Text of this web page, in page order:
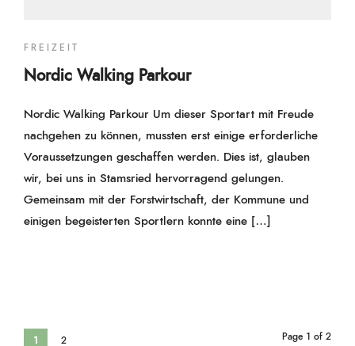
FREIZEIT
Nordic Walking Parkour
Nordic Walking Parkour Um dieser Sportart mit Freude
nachgehen zu können, mussten erst einige erforderliche
Voraussetzungen geschaffen werden. Dies ist, glauben
wir, bei uns in Stamsried hervorragend gelungen.
Gemeinsam mit der Forstwirtschaft, der Kommune und
einigen begeisterten Sportlern konnte eine […]
1 2 Page 1 of 2